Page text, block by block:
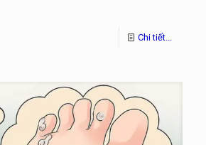
Chi tiết...